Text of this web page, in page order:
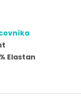
Elastan